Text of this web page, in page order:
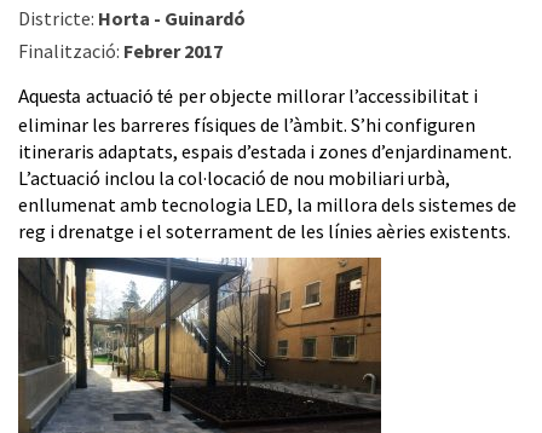
Districte: Horta - Guinardó
Finalització: Febrer 2017
Aquesta actuació té per objecte millorar l’accessibilitat i
eliminar les barreres físiques de l’àmbit. S’hi configuren
itineraris adaptats, espais d’estada i zones d’enjardinament.
L’actuació inclou la col·locació de nou mobiliari urbà,
enllumenat amb tecnologia LED, la millora dels sistemes de
reg i drenatge i el soterrament de les línies aèries existents.